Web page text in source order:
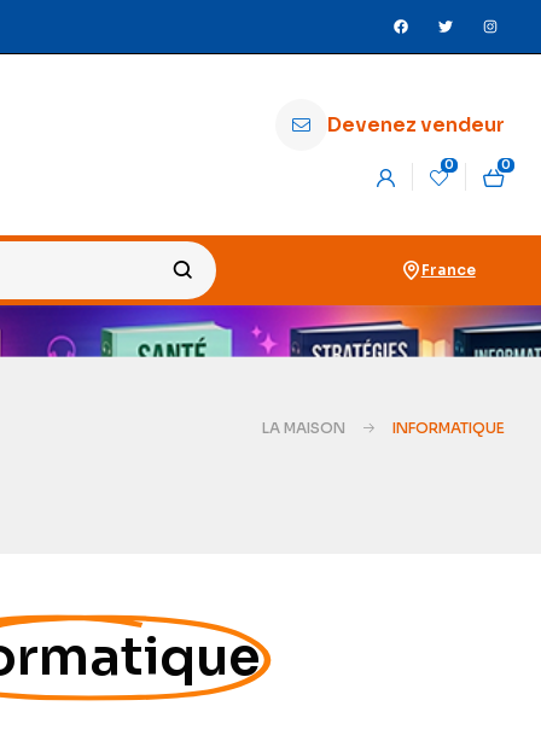
Devenez vendeur
0 0
France
LA MAISON INFORMATIQUE